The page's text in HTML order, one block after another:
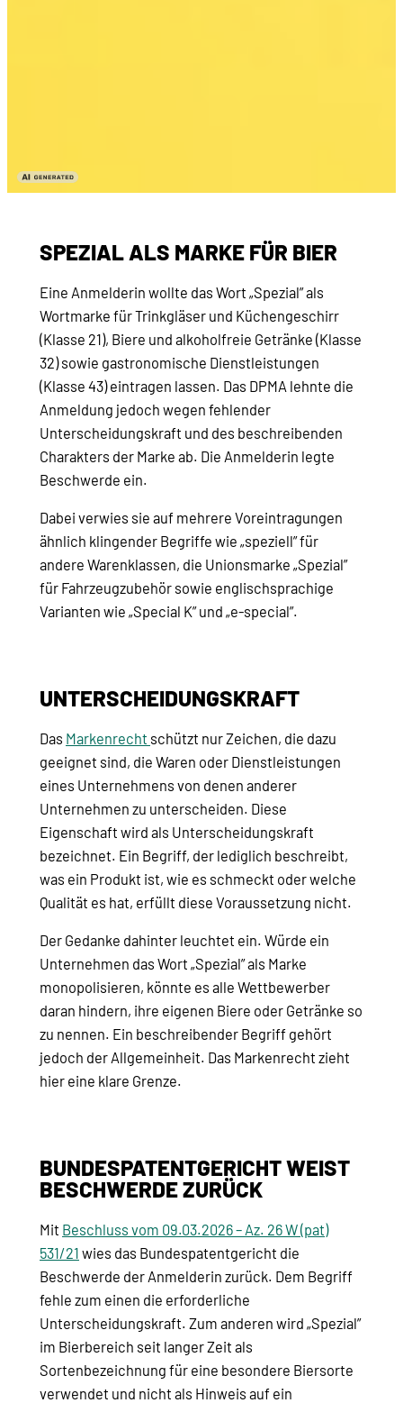
SPEZIAL ALS MARKE FÜR BIER
Eine Anmelderin wollte das Wort „Spezial” als
Wortmarke für Trinkgläser und Küchengeschirr
(Klasse 21), Biere und alkoholfreie Getränke (Klasse
32) sowie gastronomische Dienstleistungen
(Klasse 43) eintragen lassen. Das DPMA lehnte die
Anmeldung jedoch wegen fehlender
Unterscheidungskraft und des beschreibenden
Charakters der Marke ab. Die Anmelderin legte
Beschwerde ein.
Dabei verwies sie auf mehrere Voreintragungen
ähnlich klingender Begriffe wie „speziell” für
andere Warenklassen, die Unionsmarke „Spezial”
für Fahrzeugzubehör sowie englischsprachige
Varianten wie „Special K” und „e-special”.
UNTERSCHEIDUNGSKRAFT
Das Markenrecht schützt nur Zeichen, die dazu
geeignet sind, die Waren oder Dienstleistungen
eines Unternehmens von denen anderer
Unternehmen zu unterscheiden. Diese
Eigenschaft wird als Unterscheidungskraft
bezeichnet. Ein Begriff, der lediglich beschreibt,
was ein Produkt ist, wie es schmeckt oder welche
Qualität es hat, erfüllt diese Voraussetzung nicht.
Der Gedanke dahinter leuchtet ein. Würde ein
Unternehmen das Wort „Spezial” als Marke
monopolisieren, könnte es alle Wettbewerber
daran hindern, ihre eigenen Biere oder Getränke so
zu nennen. Ein beschreibender Begriff gehört
jedoch der Allgemeinheit. Das Markenrecht zieht
hier eine klare Grenze.
BUNDESPATENTGERICHT WEIST
BESCHWERDE ZURÜCK
Mit Beschluss vom 09.03.2026 – Az. 26 W (pat)
531/21 wies das Bundespatentgericht die
Beschwerde der Anmelderin zurück. Dem Begriff
fehle zum einen die erforderliche
Unterscheidungskraft. Zum anderen wird „Spezial”
im Bierbereich seit langer Zeit als
Sortenbezeichnung für eine besondere Biersorte
verwendet und nicht als Hinweis auf ein